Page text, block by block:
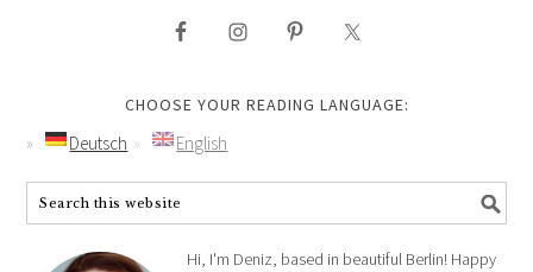
CHOOSE YOUR READING LANGUAGE:
Deutsch English
Hi, I'm Deniz, based in beautiful Berlin! Happy